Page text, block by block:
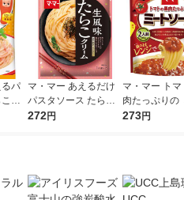
パ
（1
マ・マー あえるだけ
パスタソース たらこ
クリーム 生風味 1人
272円
マ・マー ト
肉たっぷりの
ソース 2人前
273円